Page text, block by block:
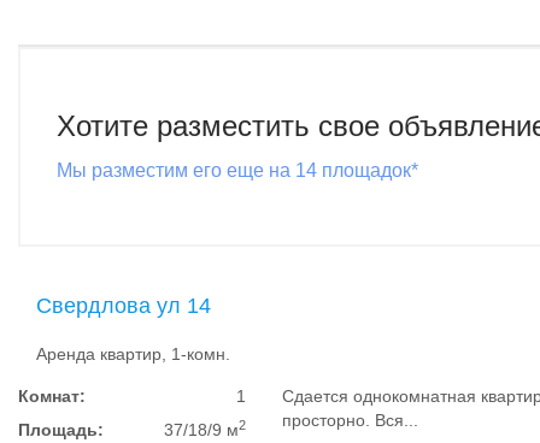
Хотите разместить свое
Мы разместим его еще на 14 площадок*
Свердлова ул 14
Аренда квартир, 1-комн.
Комнат:
1
Площадь:
37/18/9 м2
Сдается однокомнатная
просторно. Вся...